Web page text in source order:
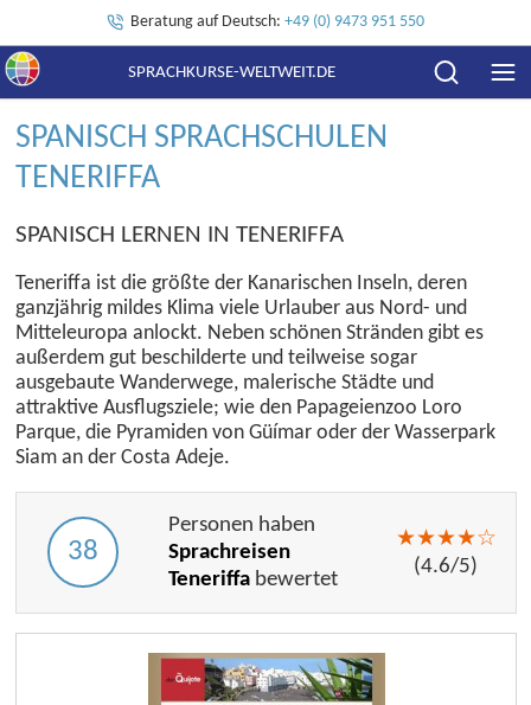
Beratung auf Deutsch: +49 (0) 9473 951 550
SPRACHKURSE-WELTWEIT.DE
SPANISCH SPRACHSCHULEN
TENERIFFA
SPANISCH LERNEN IN TENERIFFA
Teneriffa ist die größte der Kanarischen Inseln, deren
ganzjährig mildes Klima viele Urlauber aus Nord- und
Mitteleuropa anlockt. Neben schönen Stränden gibt es
außerdem gut beschilderte und teilweise sogar
ausgebaute Wanderwege, malerische Städte und
attraktive Ausflugsziele; wie den Papageienzoo Loro
Parque, die Pyramiden von Güímar oder der Wasserpark
Siam an der Costa Adeje.
38
Personen haben
Sprachreisen
Teneriffa bewertet
★★★★☆
(4.6/5)